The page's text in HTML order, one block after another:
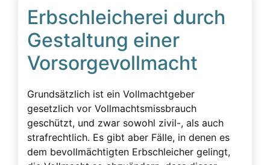
Erbschleicherei durch
Gestaltung einer
Vorsorgevollmacht
Grundsätzlich ist ein Vollmachtgeber
gesetzlich vor Vollmachtsmissbrauch
geschützt, und zwar sowohl zivil-, als auch
strafrechtlich. Es gibt aber Fälle, in denen es
dem bevollmächtigten Erbschleicher gelingt,